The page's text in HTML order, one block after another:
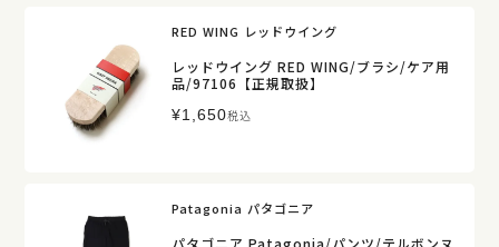
RED WING レッドウイング
レッドウイング RED WING/ブラシ/ケア用
品/97106【正規取扱】
¥1,650税込
Patagonia パタゴニア
パタゴニア Patagonia/パンツ/テルボンヌ